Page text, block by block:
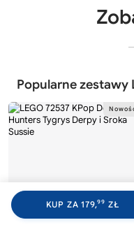
KUP ZA 179,99 ZŁ
Popularne zestawy